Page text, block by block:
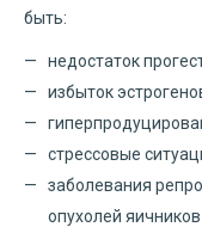
быть:
недостаток
избыток
стрессовые
заболевания
опухолей яичников